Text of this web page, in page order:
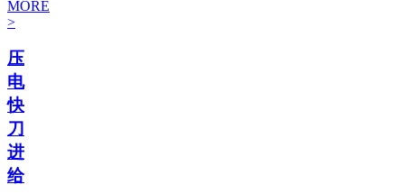
MORE
>
压
电
快
刀
进
给